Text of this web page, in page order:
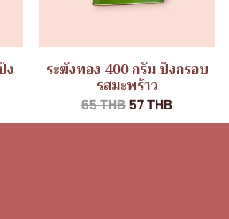
ง ระฆังทอง 400 กรัม ปังกรอบ
รสมะพร้าว
65 THB 57 THB